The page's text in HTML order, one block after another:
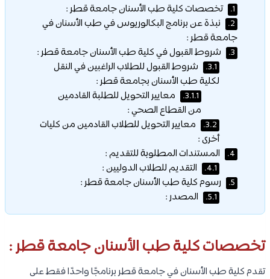
1. تخصصات كلية طب الأسنان جامعة قطر :
2.
نبذة عن برنامج البكالوريوس في طب الأسنان في
جامعة قطر :
3. شروط القبول في كلية طب الأسنان جامعة قطر :
3.1.
شروط القبول للطلاب الراغبين في النقل
لكلية طب الأسنان بجامعة قطر :
3.1.1.
معايير التحويل للطلبة القادمين
من القطاع الصحي :
3.2.
معايير التحويل للطلاب القادمين من كليات
أخرى :
4. المستندات المطلوبة للتقديم :
4.1. التقديم للطلاب الدوليين :
5. رسوم كلية طب الأسنان جامعة قطر :
5.1. المصدر :
تخصصات كلية طب الأسنان جامعة قطر :
تقدم كلية طب الأسنان في جامعة قطر برنامجًا واحدًا فقط على